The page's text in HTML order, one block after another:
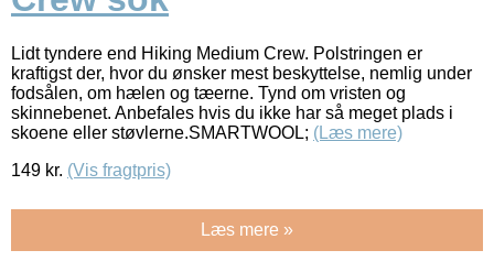
Lidt tyndere end Hiking Medium Crew. Polstringen er
kraftigst der, hvor du ønsker mest beskyttelse, nemlig under
fodsålen, om hælen og tæerne. Tynd om vristen og
skinnebenet. Anbefales hvis du ikke har så meget plads i
skoene eller støvlerne.SMARTWOOL; (Læs mere)
149 kr. (Vis fragtpris)
Læs mere »